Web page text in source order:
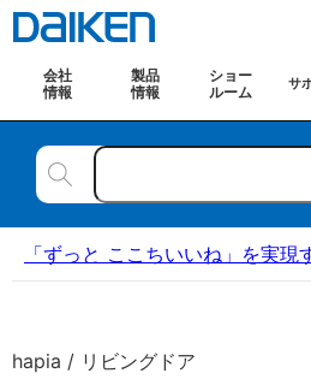
会社
情報
製品
情報
ショー
ルーム
サ
「ずっと ここちいいね」を実
hapia / リビングドア